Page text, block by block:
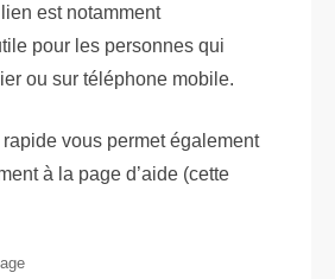
est notamment
pour les personnes qui
ou sur téléphone mobile.
rapide vous permet également
à la page d’aide (cette